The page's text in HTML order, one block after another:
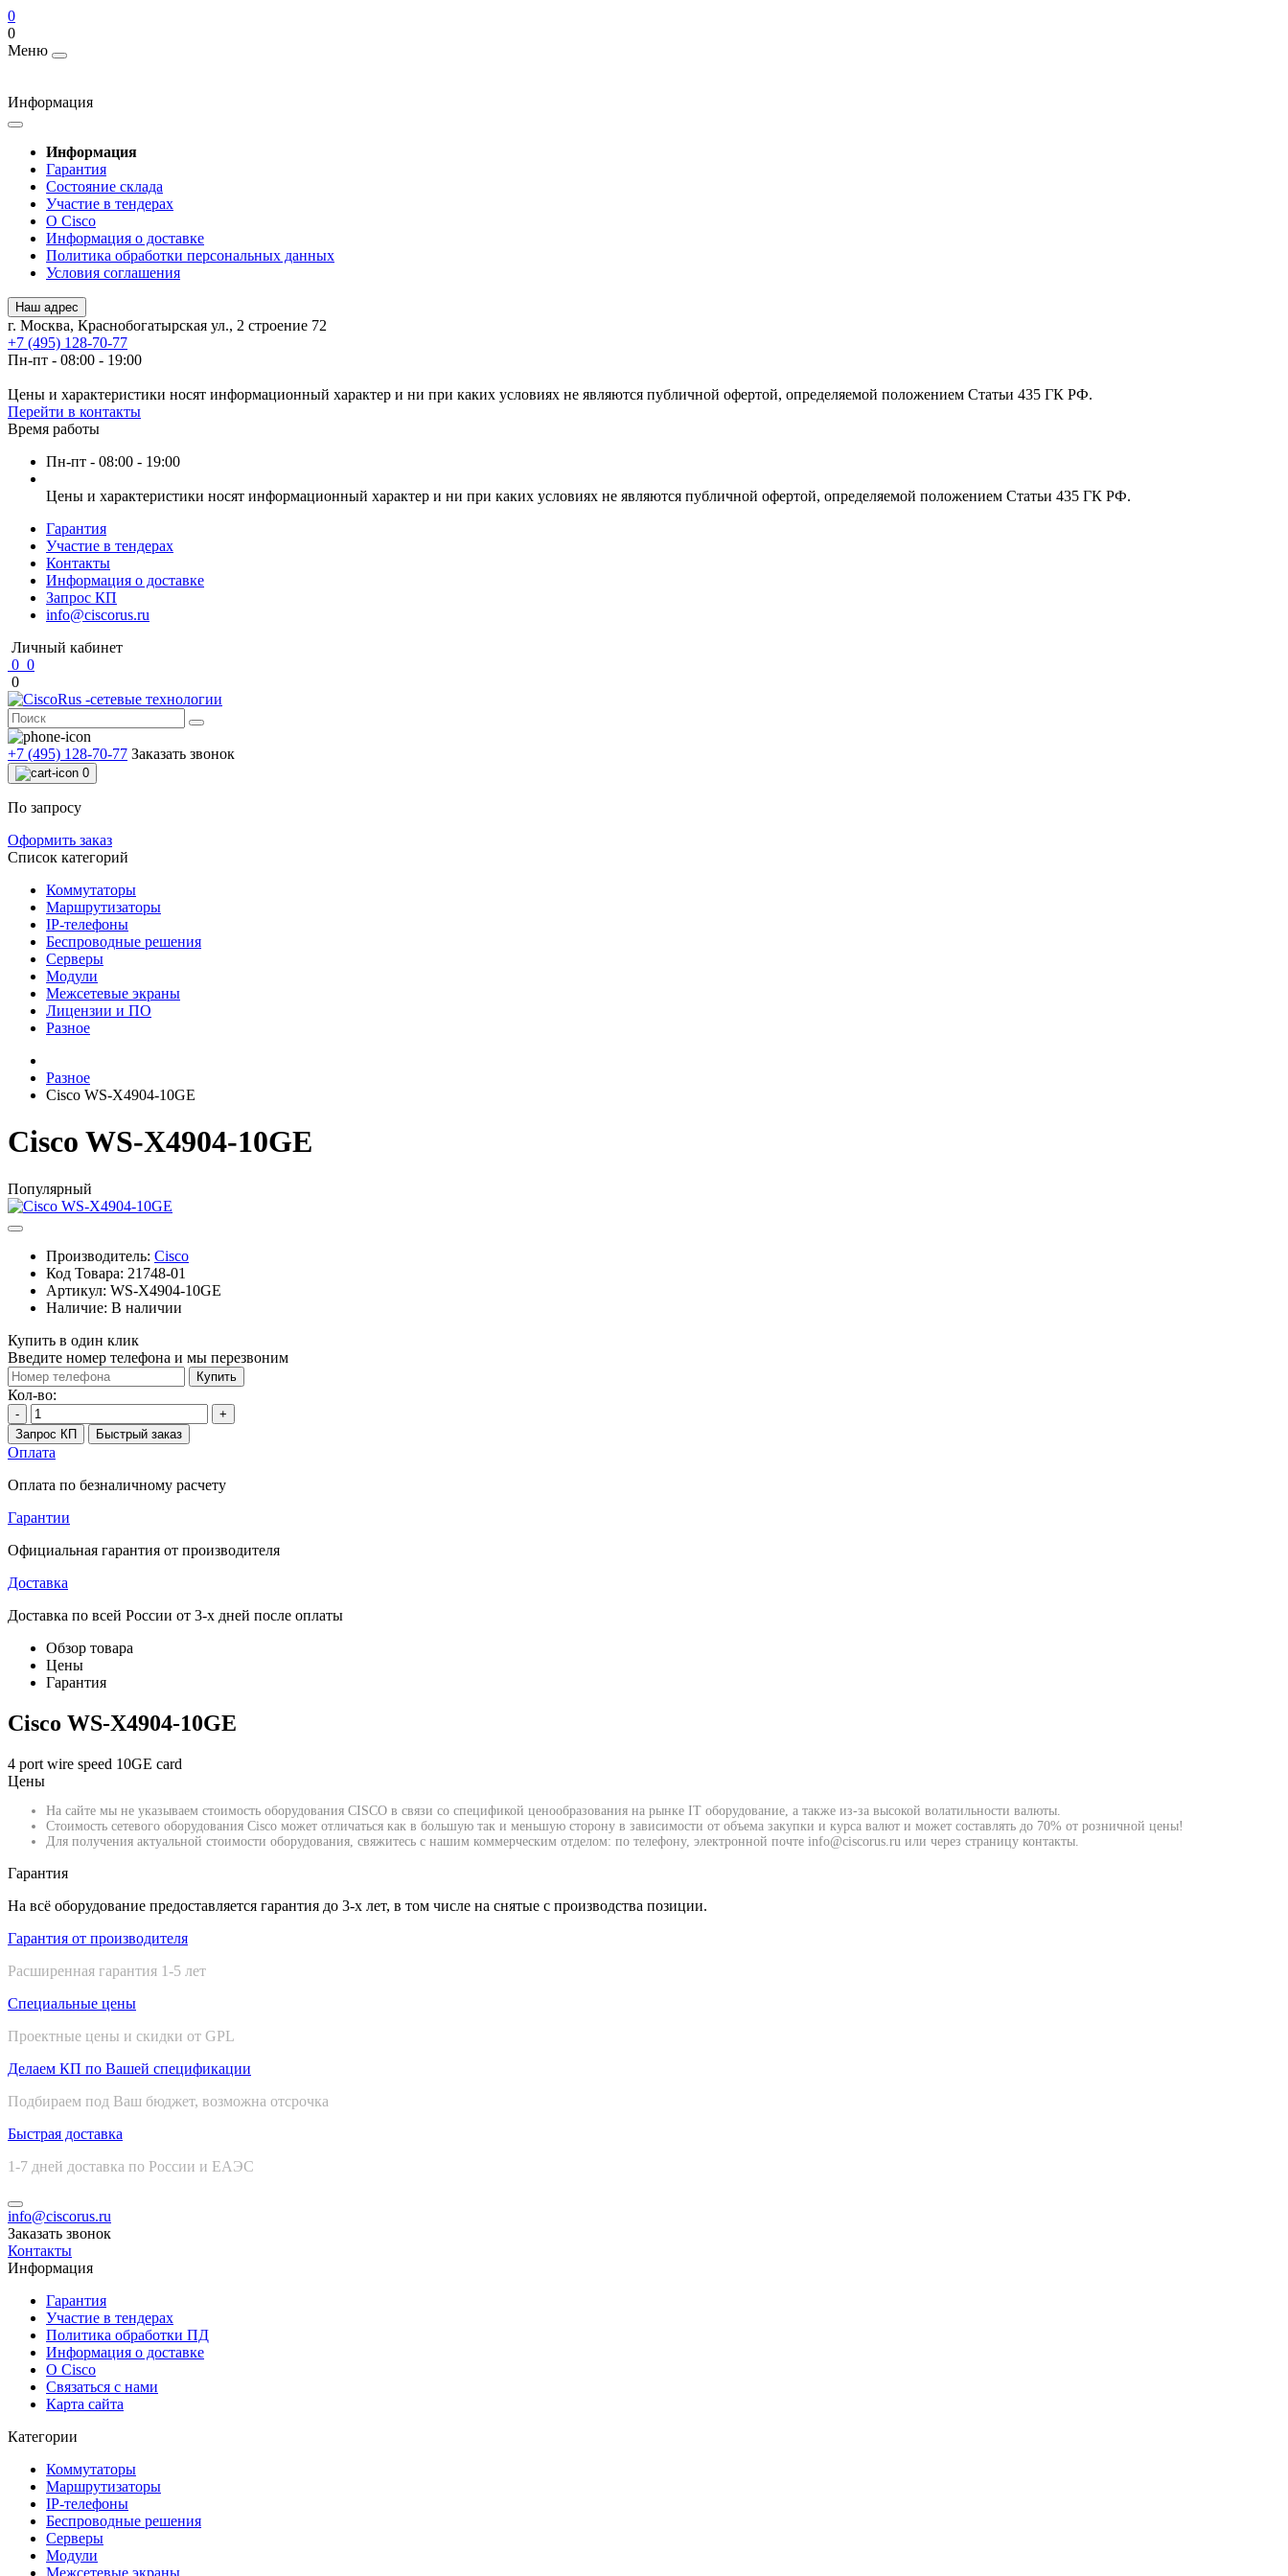
0
0
Меню
Информация
Информация
Гарантия
Состояние склада
Участие в тендерах
О Cisco
Информация о доставке
Политика обработки персональных данных
Условия соглашения
Наш адрес
г. Москва, Краснобогатырская ул., 2 строение 72
+7 (495) 128-70-77
Пн-пт - 08:00 - 19:00
Цены и характеристики носят информационный характер и ни при каких условиях не являются публичной офертой, определяемой положением Статьи 435 ГК РФ.
Перейти в контакты
Время работы
Пн-пт - 08:00 - 19:00
Цены и характеристики носят информационный характер и ни при каких условиях не являются публичной офертой, определяемой положением Статьи 435 ГК РФ.
Гарантия
Участие в тендерах
Контакты
Информация о доставке
Запрос КП
info@ciscorus.ru
Личный кабинет
0 0
0
+7 (495) 128-70-77 Заказать звонок
0
По запросу
Оформить заказ
Список категорий
Коммутаторы
Маршрутизаторы
IP-телефоны
Беспроводные решения
Серверы
Модули
Межсетевые экраны
Лицензии и ПО
Разное
Разное
Cisco WS-X4904-10GE
Cisco WS-X4904-10GE
Популярный
Производитель: Cisco
Код Товара: 21748-01
Артикул: WS-X4904-10GE
Наличие: В наличии
Купить в один клик
Введите номер телефона и мы перезвоним
Купить
Кол-во:
-
+
Запрос КП
Быстрый заказ
Оплата
Оплата по безналичному расчету
Гарантии
Официальная гарантия от производителя
Доставка
Доставка по всей России от 3-х дней после оплаты
Обзор товара
Цены
Гарантия
Cisco WS-X4904-10GE
4 port wire speed 10GE card
Цены
На сайте мы не указываем стоимость оборудования CISCO в связи со спецификой ценообразования на рынке IT оборудование, а также из-за высокой волатильности валюты.
Стоимость сетевого оборудования Cisco может отличаться как в большую так и меньшую сторону в зависимости от объема закупки и курса валют и может составлять до 70% от розничной цены!
Для получения актуальной стоимости оборудования, свяжитесь с нашим коммерческим отделом: по телефону, электронной почте info@ciscorus.ru или через страницу контакты.
Гарантия
На всё оборудование предоставляется гарантия до 3-х лет, в том числе на снятые с производства позиции.
Гарантия от производителя
Расширенная гарантия 1-5 лет
Специальные цены
Проектные цены и скидки от GPL
Делаем КП по Вашей спецификации
Подбираем под Ваш бюджет, возможна отсрочка
Быстрая доставка
1-7 дней доставка по России и ЕАЭС
info@ciscorus.ru
Заказать звонок
Контакты
Информация
Гарантия
Участие в тендерах
Политика обработки ПД
Информация о доставке
О Cisco
Связаться с нами
Карта сайта
Категории
Коммутаторы
Маршрутизаторы
IP-телефоны
Беспроводные решения
Серверы
Модули
Межсетевые экраны